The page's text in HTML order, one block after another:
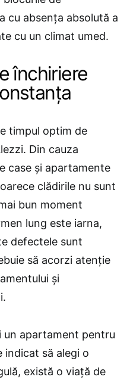
cu absența absolută a
cu un climat umed.
închiriere
timpul optim de
Din cauza
case și apartamente
clădirile nu sunt
bun moment
lung este iarna,
defectele sunt
să acorzi atenție
și
un apartament pentru
indicat să alegi o
există o viață de